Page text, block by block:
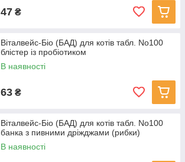
47 ₴
Віталвейс-Біо (БАД) для котів табл. No100
блістер із пробіотиком
В наявності
63 ₴
Віталвейс-Біо (БАД) для котів табл. No100
банка з пивними дріжджами (рибки)
В наявності